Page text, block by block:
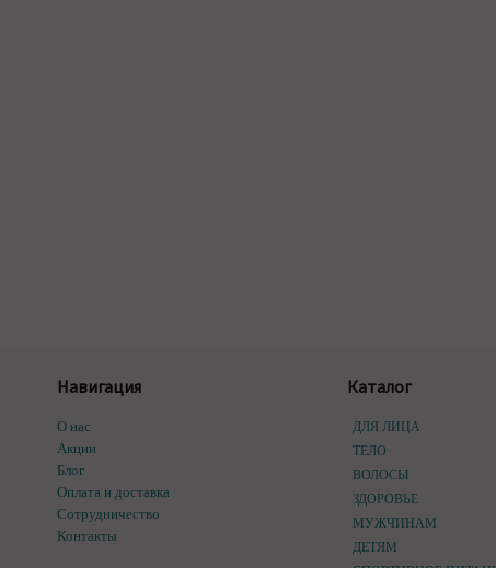
Навигация
О нас
Акции
Блог
Оплата и доставка
Сотрудничество
Контакты
Каталог
ДЛЯ ЛИЦА
ТЕЛО
ВОЛОСЫ
ЗДОРОВЬЕ
МУЖЧИНАМ
ДЕТЯМ